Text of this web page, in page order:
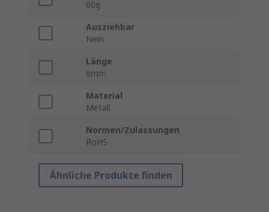
60g
Ausziehbar
Nein
Länge
6mm
Material
Metall
Normen/Zulassungen
RoHS
Ähnliche Produkte finden